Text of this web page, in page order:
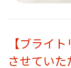
【ブライ
させていた